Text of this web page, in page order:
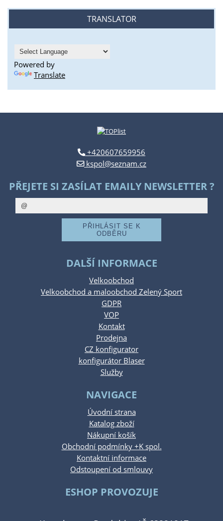
TRANSLATOR
Powered by
Translate
+420607659956
kspol@seznam.cz
PŘEJETE SI ZASÍLAT EMAILY NEWSLETTER ?
DALŠÍ INFORMACE
Velkoobchod
Velkoobchod a maloobchod Zelený Sport
GDPR
VOP
Kontakt
Prodejna
CZ konfigurator
konfigurátor Blaser
Služby
NAVIGACE
Úvodní strana
Katalog zboží
Nákupní košík
Obchodní podmínky +K spol.
Kontaktní informace
Odstoupení od smlouvy
ESHOP PROVOZUJE